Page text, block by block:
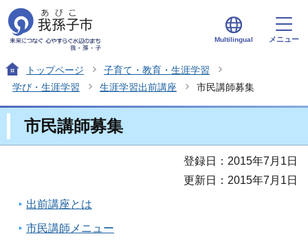
Multilingual メニュー
トップページ
子育て・教育・生涯学習
学び・生涯学習
生涯学習出前講座 市民講師募集
市民講師募集
登録日：2015年7月1日
更新日：2015年7月1日
出前講座とは
市民講師メニュー